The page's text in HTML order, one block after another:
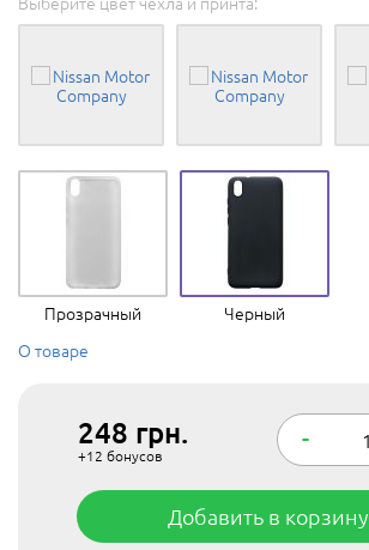
Прозрачный
Черный
О товаре
248 грн.
+12 бонусов
-
Добавить в корзину